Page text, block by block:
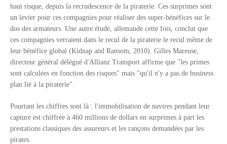
Unknown-Jun 18 2026
Rendez-vous golfique : Mazagan joue sa carte
Unknown- Jun 11 2026
Course à l'IA : Meta envisage une importante levée de fonds
Unknown-Jun 06 2026
Banques centrales : indépendantes jusqu'où ?
Unknown-Jun 02 2026
VTC : Yango Group veut accélérer en Afrique
Marques françaises : Chanel aux sommets de la
Tsirisoa Edition-May 13 2026
Art et médias sociaux : à l'ère de la "présence ciblée"
haut risque, depuis la recrudescence de la piraterie. Ces surprimes sont
un levier pour ces compagnies pour réaliser des super-bénéfices sur le
dos des armateurs. Une autre étude, allemande cette fois, conclut que
ces compagnies verraient dans le recul de la piraterie le recul même de
leur bénéfice global (Kidnap and Ransom, 2010). Gilles Mareuse,
directeur général délégué d'Allianz Transport affirme que "les primes
sont calculées en fonction des risques" mais "qu'il n'y a pas de business
plan lié à la piraterie".
Pourtant les chiffres sont là : l'immobilisation de navires pendant leur
capture est chiffrée à 460 millions de dollars en surprimes à part les
prestations classiques des assureurs et les rançons demandées par les
pirates.